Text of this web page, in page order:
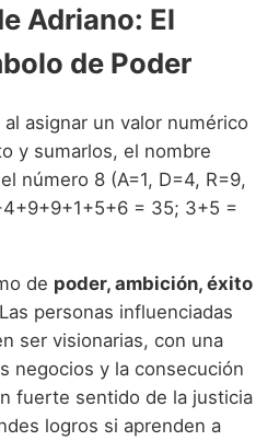
Adriano: El
de Poder
asignar un valor numérico
y sumarlos, el nombre
número 8 (A=1, D=4, R=9,
= 35; 3+5 =
de poder, ambición, éxito
personas influenciadas
ser visionarias, con una
negocios y la consecución
fuerte sentido de la justicia
logros si aprenden a